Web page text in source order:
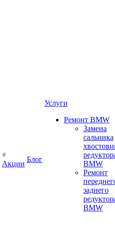
Акции
Блог
Услуги
Ремонт BMW
Замена
сальника
BMW
Ремонт
заднего
BMW